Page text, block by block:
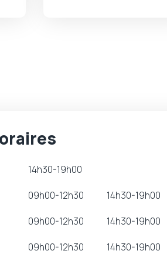
14h30-19h00
09h00-12h30
14h30-19h00
09h00-12h30
14h30-19h00
09h00-12h30
14h30-19h00